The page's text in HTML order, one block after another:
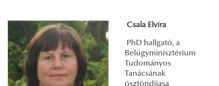
Csala Elvira
PhD hallgató, a
Belügyminisztérium
Tudományos
Tanácsának
ösztöndíjasa